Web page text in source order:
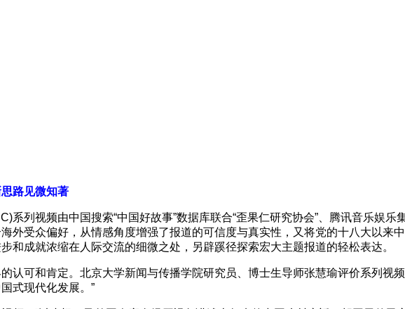
路见微知著
系列视频由中国搜索“中国好故事”数据库联合“歪果仁研究协会”、腾讯音乐娱
外受众偏好，从情感角度增强了报道的可信度与真实性，又将党的十八大以来
和成就浓缩在人际交流的细微之处，另辟蹊径探索宏大主题报道的轻松表达。
认可和肯定。北京大学新闻与传播学院研究员、博士生导师张慧瑜评价系列视
式现代化发展。”